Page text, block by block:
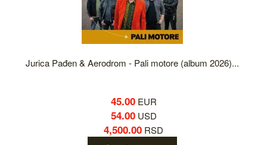
Jurica Pađen & Aerodrom - Pali motore (album 2026)...
45.00EUR
54.00USD
4,500.00 RSD